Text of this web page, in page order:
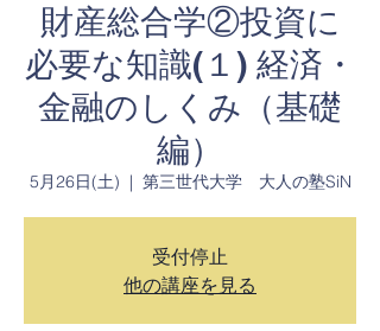
財産総合学②投資に
必要な知識(１) 経済・
金融のしくみ（基礎
編）
5月26日(土)
  |
第三世代大学 大人の塾SiN
受付停止
他の講座を見る